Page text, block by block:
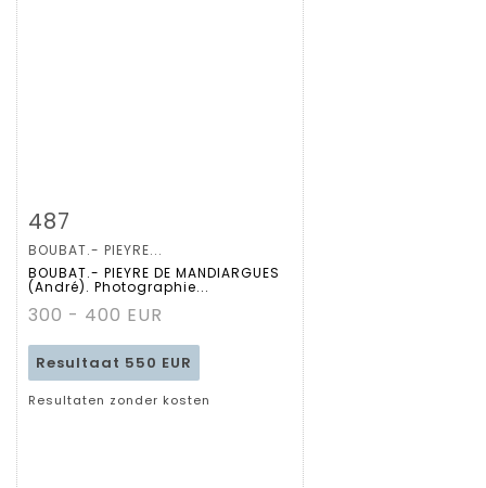
Gedetailleerde
fiche
487
BOUBAT.- PIEYRE...
BOUBAT.- PIEYRE DE MANDIARGUES
(André). Photographie...
300 - 400 EUR
Resultaat 550 EUR
Resultaten zonder kosten